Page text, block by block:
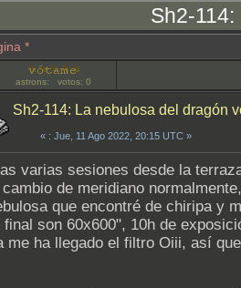
Sh2-
*
astrons: votos: 0
Sh2-114: La nebulosa del dragón
« : Jue, 11 Ago 2022, 20:15 UTC »
varias sesiones desde la
de meridiano
que encontré de chiripa y
final son 60x600", 10h de
me ha llegado el filtro Oiii, así